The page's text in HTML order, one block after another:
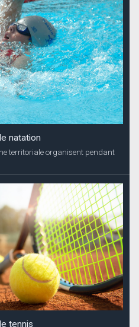
natation
territoriale organisent pendant
tennis